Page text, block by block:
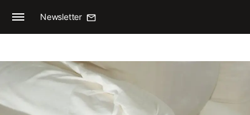
Newsletter